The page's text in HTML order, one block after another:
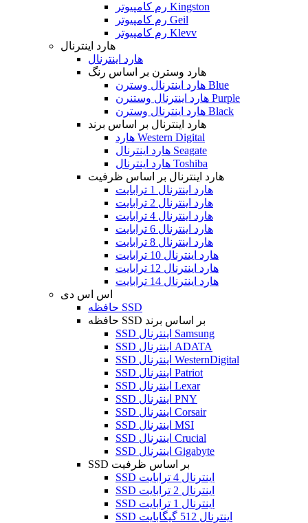
رم کامپیوتر Kingston
رم کامپیوتر Geil
رم کامپیوتر Klevv
هارد اینترنال
هارد اینترنال
هارد وسترن بر اساس رنگ
هارد اینترنال وسترن Blue
هارد اینترنال وستنرن Purple
هارد اینترنال وسترن Black
هارد اینترنال بر اساس برند
هارد Western Digital
هارد اینترنال Seagate
هارد اینترنال Toshiba
هارد اینترنال بر اساس ظرفیت
هارد اینترنال 1 ترابایت
هارد اینترنال 2 ترابایت
هارد اینترنال 4 ترابایت
هارد اینترنال 6 ترابایت
هارد اینترنال 8 ترابایت
هارد اینترنال 10 ترابایت
هارد اینترنال 12 ترابایت
هارد اینترنال 14 ترابایت
اس اس دی
حافظه SSD
حافظه SSD بر اساس برند
SSD اینترنال Samsung
SSD اینترنال ADATA
SSD اینترنال WesternDigital
SSD اینترنال Patriot
SSD اینترنال Lexar
SSD اینترنال PNY
SSD اینترنال Corsair
SSD اینترنال MSI
SSD اینترنال Crucial
SSD اینترنال Gigabyte
SSD بر اساس ظرفیت
SSD اینترنال 4 ترابایت
SSD اینترنال 2 ترابایت
SSD اینترنال 1 ترابایت
SSD اینترنال 512 گیگابایت